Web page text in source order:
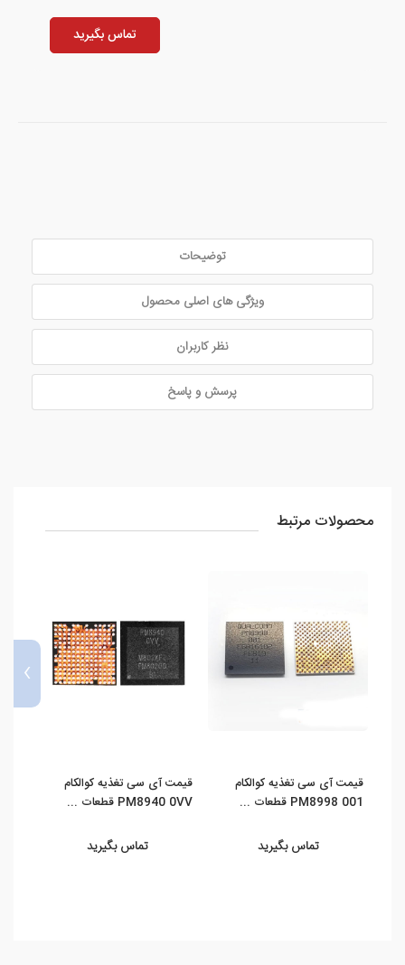
تماس بگیرید
توضیحات
ویژگی های اصلی محصول
نظر کاربران
پرسش و پاسخ
محصولات مرتبط
قیمت آی سی تغذیه کوالکام
PM8998 001 قطعات ...
تماس بگیرید
قیمت آی سی تغذیه کوالکام
PM8940 0VV قطعات ...
تماس بگیرید
›